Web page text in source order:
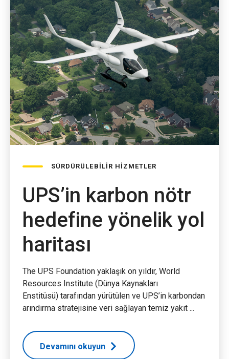
SÜRDÜRÜLEBİLİR HİZMETLER
UPS’in karbon nötr
hedefine yönelik yol
haritası
The UPS Foundation yaklaşık on yıldır, World
Resources Institute (Dünya Kaynakları
Enstitüsü) tarafından yürütülen ve UPS’in karbondan
arındırma stratejisine veri sağlayan temiz yakıt ...
Devamını okuyun